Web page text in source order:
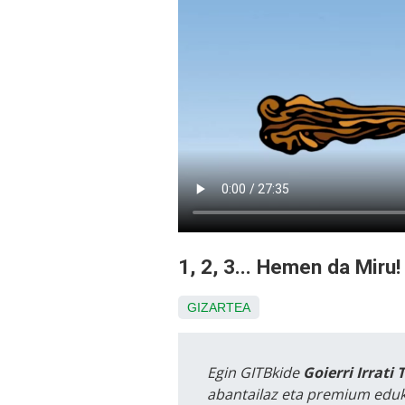
1, 2, 3... Hemen da Miru!
GIZARTEA
Egin GITBkide Goierri Irrati
abantailaz eta premium